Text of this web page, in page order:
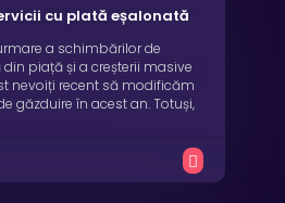
cu plată eșalonată
a schimbărilor de
piață și a creșterii masive
nevoiți recent să modificăm
găzduire în acest an. Totuși,
începând ...